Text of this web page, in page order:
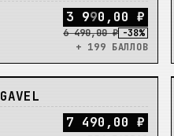
3 990 , 00 ₽
6 490,00 ₽ -38%
+ 199 БАЛЛОВ
7 490,00 ₽